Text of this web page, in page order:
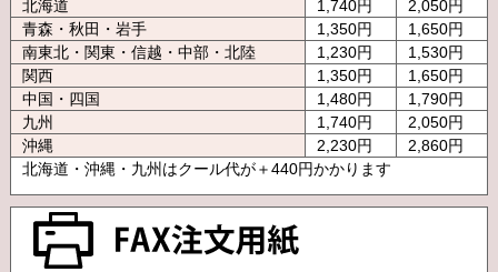
北海道
1,740円
2,050円
青森・秋田・岩手
1,350円
1,650円
南東北・関東・信越・中部・北陸
1,230円
1,530円
関西
1,350円
1,650円
中国・四国
1,480円
1,790円
九州
1,740円
2,050円
沖縄
2,230円
2,860円
北海道・沖縄・九州はクール代が＋440円かかります